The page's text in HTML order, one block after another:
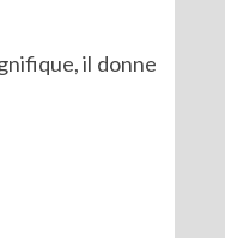
il donne